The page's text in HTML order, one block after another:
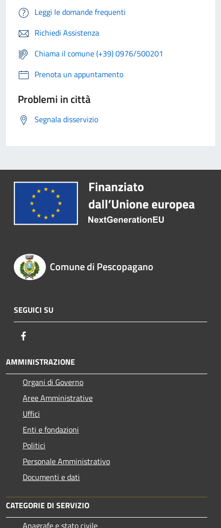
Leggi le domande frequenti
Richiedi Assistenza
Chiama il comune (+39) 0976/500201
Prenota un appuntamento
Problemi in città
Segnala disservizio
Comune di Pescopagano
SEGUICI SU
AMMINISTRAZIONE
Organi di Governo
Aree Amministrative
Uffici
Enti e fondazioni
Politici
Personale Amministrativo
Documenti e dati
CATEGORIE DI SERVIZIO
Anagrafe e stato civile